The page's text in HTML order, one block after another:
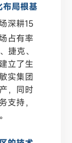
局根基
深耕15
占有率
捷克、
立了生
实集团
，同时
支持，